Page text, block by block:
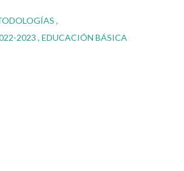
2023 EDUCACIÓN BÁSICA